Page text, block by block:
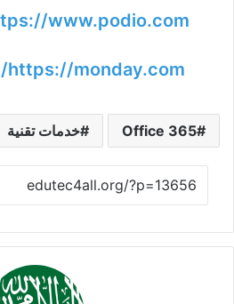
www.podio.com
https://monday.com/
Office 365 خدمات تقنية